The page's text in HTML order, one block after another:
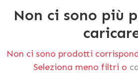
Non ci sono più
Non ci sono prodotti
Seleziona meno filtri o